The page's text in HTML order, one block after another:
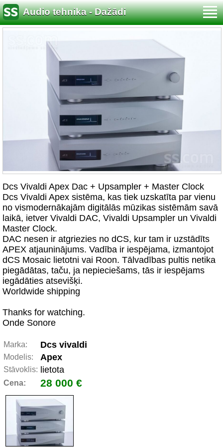
Audio tehnika - Dažādi
Dcs Vivaldi Apex Dac + Upsampler + Master Clock
Dcs Vivaldi Apex sistēma, kas tiek uzskatīta par vienu
no vismodernākajām digitālās mūzikas sistēmām savā
laikā, ietver Vivaldi DAC, Vivaldi Upsampler un Vivaldi
Master Clock.
DAC nesen ir atgriezies no dCS, kur tam ir uzstādīts
APEX atjauninājums. Vadība ir iespējama, izmantojot
dCS Mosaic lietotni vai Roon. Tālvadības pultis netika
piegādātas, taču, ja nepieciešams, tās ir iespējams
iegādāties atsevišķi.
Worldwide shipping
Thanks for watching.
Onde Sonore
Marka: Dcs vivaldi
Modelis: Apex
Stāvoklis: lietota
Cena: 28 000 €